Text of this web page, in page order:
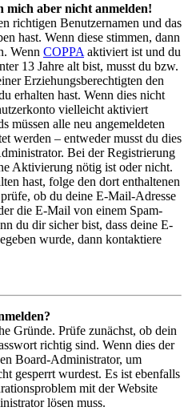
mich aber nicht anmelden!
richtigen Benutzernamen und das
hast. Wenn diese stimmen, dann
Wenn COPPA aktiviert ist und du
13 Jahre alt bist, musst du bzw.
Erziehungsberechtigten den
erhalten hast. Wenn dies nicht
vielleicht aktiviert
müssen alle neu angemeldeten
werden – entweder musst du dies
Bei der Registrierung
Aktivierung nötig ist oder nicht.
hast, folge den dort enthaltenen
ob du deine E-Mail-Adresse
die E-Mail von einem Spam-
du dir sicher bist, dass deine E-
wurde, dann kontaktiere
Gründe. Prüfe zunächst, ob dein
richtig sind. Wenn dies der
Board-Administrator, um
gesperrt wurdest. Es ist ebenfalls
mit der Website
lösen muss.